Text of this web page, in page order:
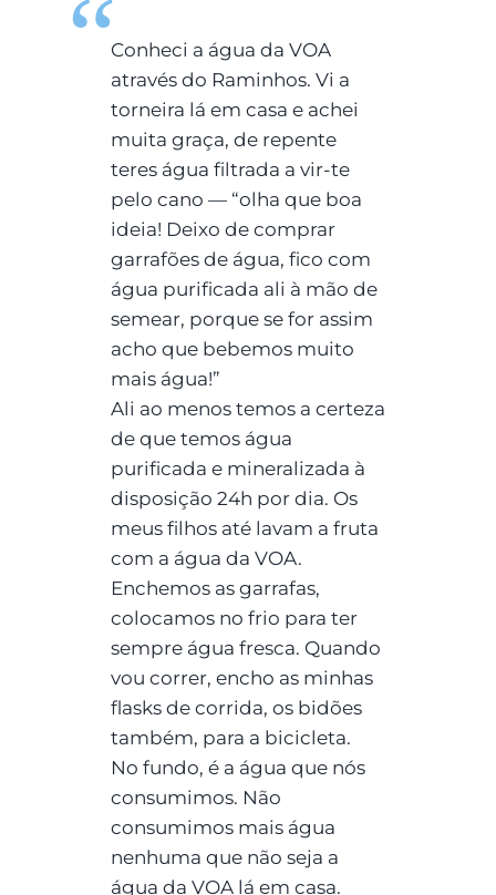
Conheci a água da VOA
através do Raminhos. Vi a
torneira lá em casa e achei
muita graça, de repente
teres água filtrada a vir-te
pelo cano — “olha que boa
ideia! Deixo de comprar
garrafões de água, fico com
água purificada ali à mão de
semear, porque se for assim
acho que bebemos muito
mais água!”
Ali ao menos temos a certeza
de que temos água
purificada e mineralizada à
disposição 24h por dia. Os
meus filhos até lavam a fruta
com a água da VOA.
Enchemos as garrafas,
colocamos no frio para ter
sempre água fresca. Quando
vou correr, encho as minhas
flasks de corrida, os bidões
também, para a bicicleta.
No fundo, é a água que nós
consumimos. Não
consumimos mais água
nenhuma que não seja a
água da VOA lá em casa.